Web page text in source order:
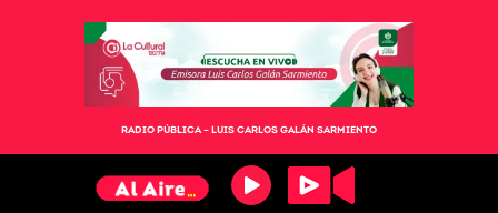
RADIO PÚBLICA – LUIS CARLOS GALÁN SARMIENTO